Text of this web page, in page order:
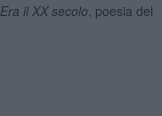
Era il XX secolo , poesia del